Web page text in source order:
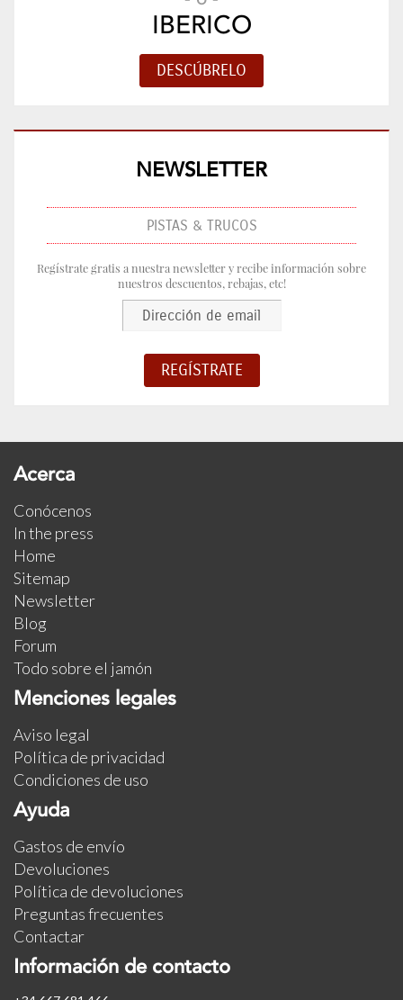
IBERICO
NEWSLETTER
PISTAS & TRUCOS
Regístrate gratis a nuestra newsletter y recibe información sobre
nuestros descuentos, rebajas, etc!
Acerca
Conócenos
In the press
Home
Sitemap
Newsletter
Blog
Forum
Todo sobre el jamón
Menciones legales
Aviso legal
Política de privacidad
Condiciones de uso
Ayuda
Gastos de envío
Devoluciones
Política de devoluciones
Preguntas frecuentes
Contactar
Información de contacto